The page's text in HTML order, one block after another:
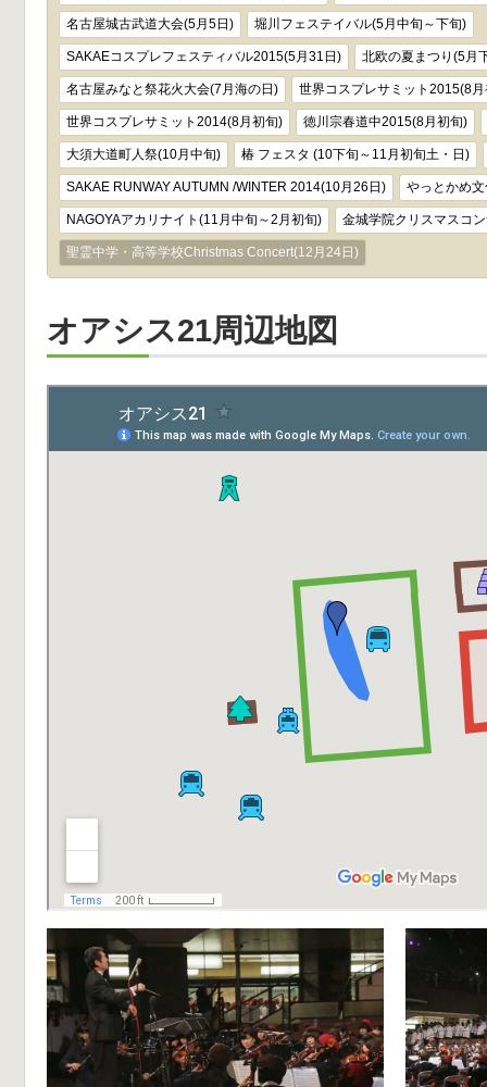
名古屋城古武道大会(5月5日) 堀川フェステイバル(5月中旬～下旬)
SAKAEコスプレフェスティバル2015(5月31日) 北欧の夏まつり(5月
名古屋みなと祭花火大会(7月海の日) 世界コスプレサミット2015(8
世界コスプレサミット2014(8月初旬) 徳川宗春道中2015(8月初旬)
大須大道町人祭(10月中旬) 椿 フェスタ (10下旬～11月初旬土・日)
SAKAE RUNWAY AUTUMN /WINTER 2014(10月26日) やっとかめ
NAGOYAアカリナイト(11月中旬～2月初旬) 金城学院クリスマスコ
聖霊中学・高等学校Christmas Concert(12月24日)
オアシス21周辺地図